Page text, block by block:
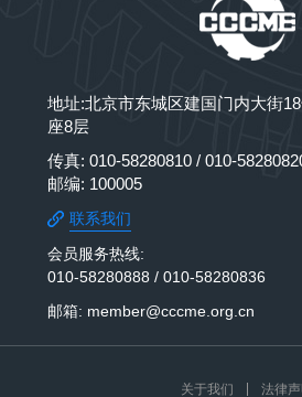
地址:北京市东城区建国门内大街
座8层
传真: 010-58280810 / 010-
邮编: 100005
联系我们
会员服务热线:
010-58280888 / 010-58280836
邮箱: member@cccme.org.cn
关于我们 法律